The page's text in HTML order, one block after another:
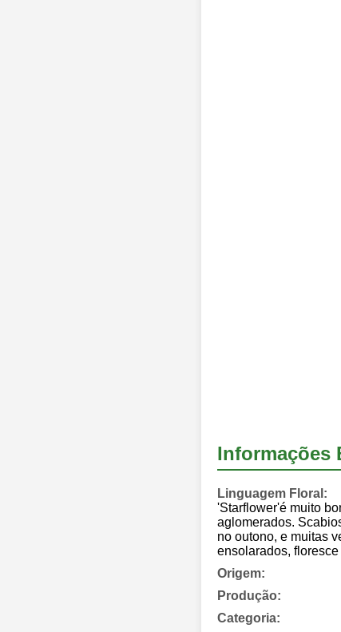
Informações
Linguagem Floral:
'Starflower'é muito
aglomerados.
no outono, e muitas
ensolarados,
Origem:
Produção:
Categoria: